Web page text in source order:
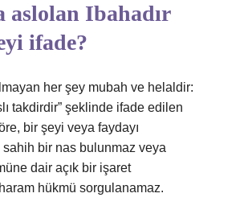
aslolan Ibahadır
ifade?
her şey mubah ve helaldir:
takdirdir” şeklinde ifade edilen
bir şeyi veya faydayı
bir nas bulunmaz veya
dair açık bir işaret
hükmü sorgulanamaz.